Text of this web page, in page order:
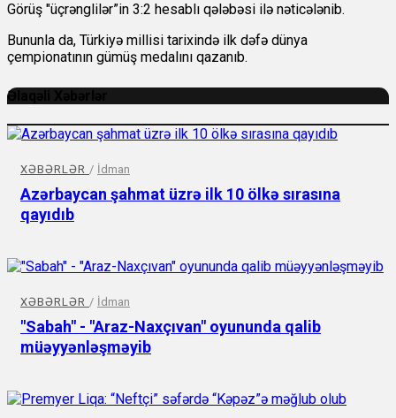
Görüş "üçrənglilər”in 3:2 hesablı qələbəsi ilə nəticələnib.
Bununla da, Türkiyə millisi tarixində ilk dəfə dünya
çempionatının gümüş medalını qazanıb.
Əlaqəli Xəbərlər
XƏBƏRLƏR / İdman
Azərbaycan şahmat üzrə ilk 10 ölkə sırasına
qayıdıb
XƏBƏRLƏR / İdman
"Sabah" - "Araz-Naxçıvan" oyununda qalib
müəyyənləşməyib